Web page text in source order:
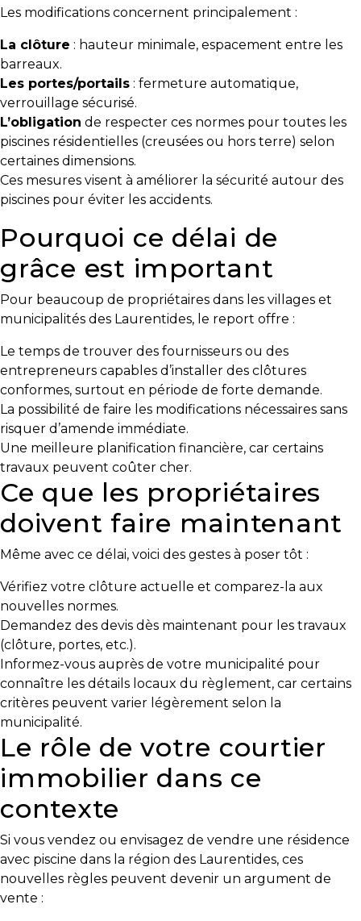
VENDRE
affaire
un
courtier
immobilier
Prenez
le
temps
d’analyser
vos
Évaluation
en
ligne
Avec
un
courtier
immobilier,
êtes
bien
courtier
immobilier
:
votre
chemin
vers
tranquillité
d’esprit
Le
défi
de
vendre
à
juste
Les modifications concernent principalement :
La clôture : hauteur minimale, espacement entre les
barreaux.
Les portes/portails : fermeture automatique,
verrouillage sécurisé.
L’obligation de respecter ces normes pour toutes les
piscines résidentielles (creusées ou hors terre) selon
certaines dimensions.
Ces mesures visent à améliorer la sécurité autour des
piscines pour éviter les accidents.
Pourquoi ce délai de
grâce est important
Pour beaucoup de propriétaires dans les villages et
municipalités des Laurentides, le report offre :
Le temps de trouver des fournisseurs ou des
entrepreneurs capables d’installer des clôtures
conformes, surtout en période de forte demande.
La possibilité de faire les modifications nécessaires sans
risquer d’amende immédiate.
Une meilleure planification financière, car certains
travaux peuvent coûter cher.
Ce que les propriétaires
doivent faire maintenant
Même avec ce délai, voici des gestes à poser tôt :
Vérifiez votre clôture actuelle et comparez-la aux
nouvelles normes.
Demandez des devis dès maintenant pour les travaux
(clôture, portes, etc.).
Informez-vous auprès de votre municipalité pour
connaître les détails locaux du règlement, car certains
critères peuvent varier légèrement selon la
municipalité.
Le rôle de votre courtier
immobilier dans ce
contexte
Si vous vendez ou envisagez de vendre une résidence
avec piscine dans la région des Laurentides, ces
nouvelles règles peuvent devenir un argument de
vente :